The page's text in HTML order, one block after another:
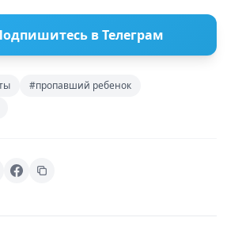
в Телеграм
#пропавший ребенок